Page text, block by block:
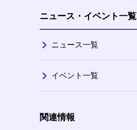
ニュース・イベント一覧
ニュース一覧
イベント一覧
関連情報